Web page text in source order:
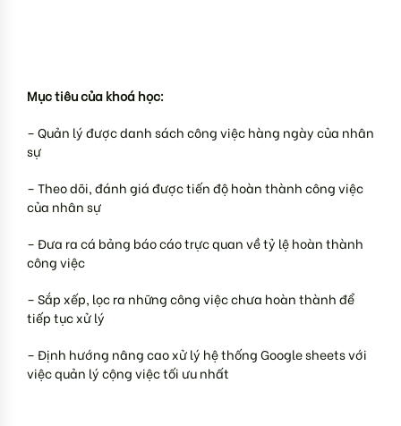
Mục tiêu của khoá học:
– Quản lý được danh sách công việc hàng ngày của nhân
sự
– Theo dõi, đánh giá được tiến độ hoàn thành công việc
của nhân sự
– Đưa ra cá bảng báo cáo trực quan về tỷ lệ hoàn thành
công việc
– Sắp xếp, lọc ra những công việc chưa hoàn thành để
tiếp tục xử lý
– Định hướng nâng cao xử lý hệ thống Google sheets với
việc quản lý cộng việc tối ưu nhất